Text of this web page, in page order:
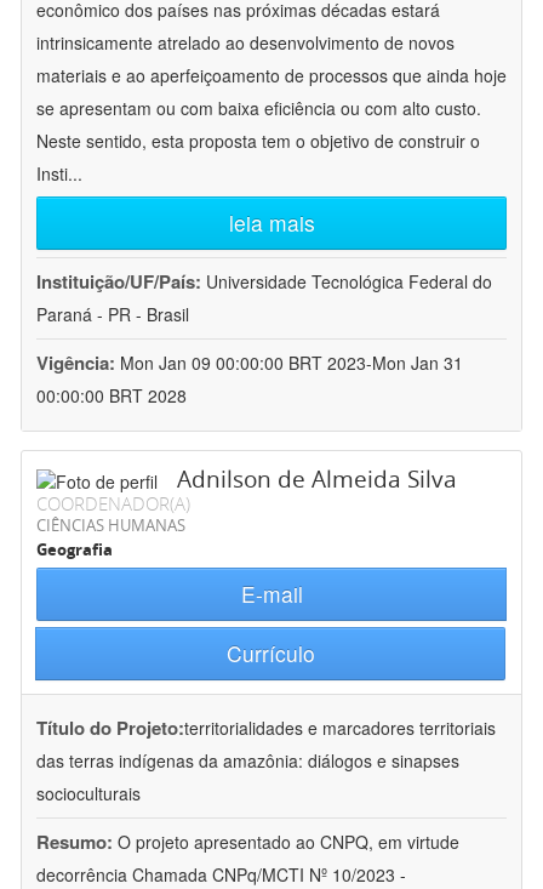
econômico dos países nas próximas décadas estará
intrinsicamente atrelado ao desenvolvimento de novos
materiais e ao aperfeiçoamento de processos que ainda hoje
se apresentam ou com baixa eficiência ou com alto custo.
Neste sentido, esta proposta tem o objetivo de construir o
Insti...
leia mais
Instituição/UF/País: Universidade Tecnológica Federal do
Paraná - PR - Brasil
Vigência: Mon Jan 09 00:00:00 BRT 2023-Mon Jan 31
00:00:00 BRT 2028
Adnilson de Almeida Silva
COORDENADOR(A)
CIÊNCIAS HUMANAS
Geografia
E-mail
Currículo
Título do Projeto:territorialidades e marcadores territoriais
das terras indígenas da amazônia: diálogos e sinapses
socioculturais
Resumo: O projeto apresentado ao CNPQ, em virtude
decorrência Chamada CNPq/MCTI Nº 10/2023 -